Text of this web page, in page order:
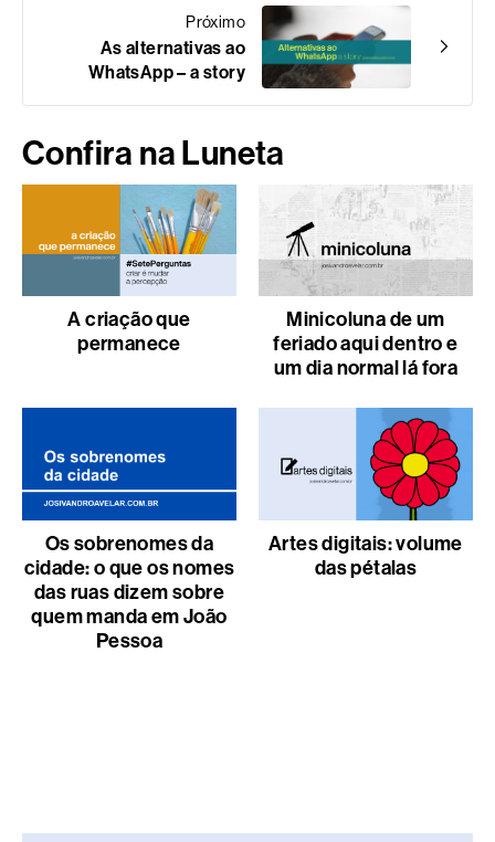
Próximo
As alternativas ao
WhatsApp – a story
Confira na Luneta
A criação que
permanece
Minicoluna de um
feriado aqui dentro e
um dia normal lá fora
Os sobrenomes da
cidade: o que os nomes
das ruas dizem sobre
quem manda em João
Pessoa
Artes digitais: volume
das pétalas